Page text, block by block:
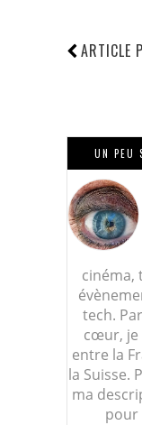
ARTICLE
UN PEU
cinéma,
tech.
cœur, je
entre la
la Suisse.
ma
pour